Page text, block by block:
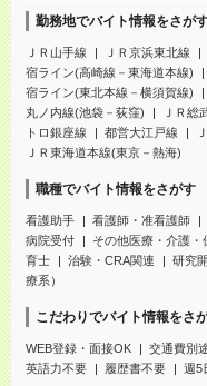
勤務地でバイト情報をさが
ＪＲ山手線 ＪＲ京浜東北線
宿ライン(高崎線－東海道本線)
宿ライン(東北本線－横須賀線)
丸ノ内線(池袋－荻窪)
ＪＲ総
トロ銀座線
都営大江戸線
ＪＲ東海道本線(東京－熱海)
職種でバイト情報をさがす
看護助手 看護師・准看護師
病院受付
その他医療・介護・
育士
治験・CRA関連
研究
療系）
こだわりでバイト情報をさ
WEB登録・面接OK
交通費別
英語力不要
履歴書不要 週5